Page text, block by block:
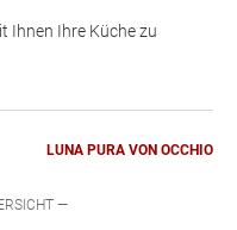
Ihnen Ihre Küche zu
LUNA PURA VON OCCHIO
—